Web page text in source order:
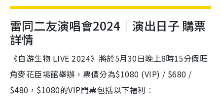
雷同二友演唱會2024｜演出日子 購票
詳情
《自游生物 LIVE 2024》將於5月30日晚上8時15分假旺
角麥花臣場館舉辦，票價分為$1080 (VIP) / $680 /
$480，$1080的VIP門票包括以下福利︰